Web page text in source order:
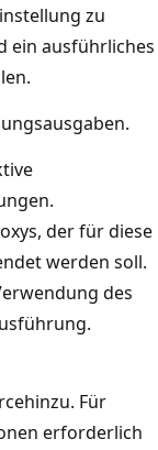
zu
ein ausführliches
der für diese
werden soll.
des
Für
erforderlich